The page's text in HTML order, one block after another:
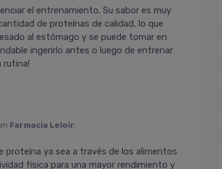
el entrenamiento. Su sabor es muy
de proteínas de calidad, lo que
al estómago y se puede tomar en
ingerirlo antes o luego de entrenar
rutina!
Farmacia Leloir.
proteína ya sea a través de los alimentos
física para una mayor rendimiento y